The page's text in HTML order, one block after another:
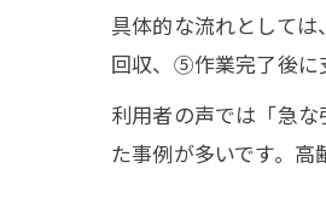
具体的な流れとして
回収、⑤作業完了後に
利用者の声では「急
た事例が多いです。高